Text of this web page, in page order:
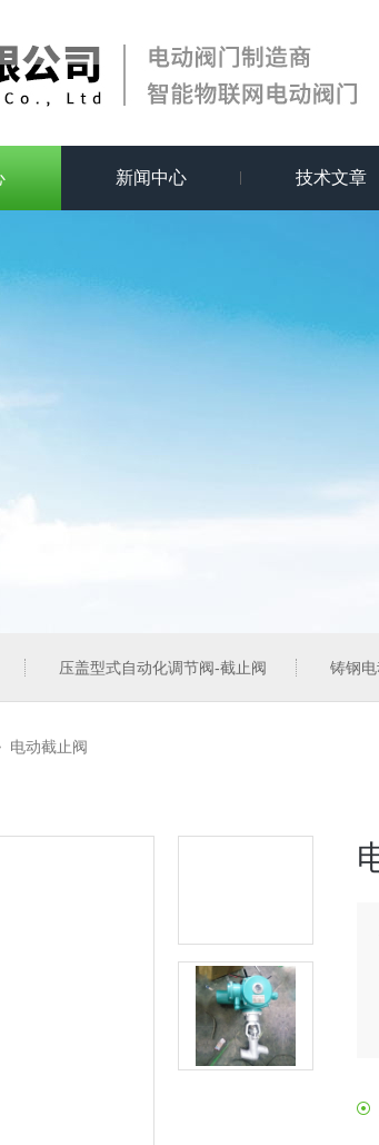
新闻中心 技术文章
压盖型式自动化调节阀-截止阀 铸钢
电动截止阀